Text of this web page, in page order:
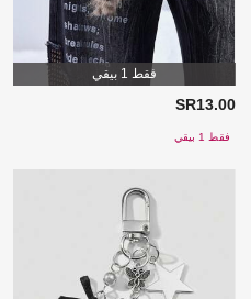
فقط 1 بيقي
SR13.00
فقط 1 بيقي